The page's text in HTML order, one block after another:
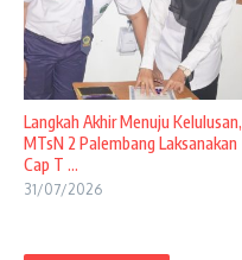
Langkah Akhir Menuju Kelulusan,
MTsN 2 Palembang Laksanakan
Cap T ...
31/07/2026